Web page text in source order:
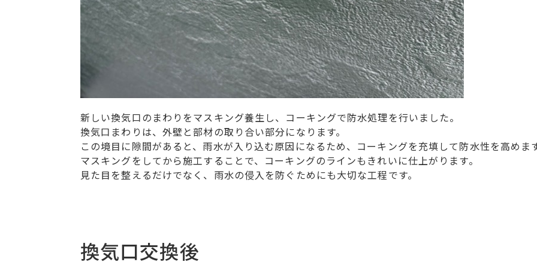
新しい換気口のまわりをマスキング養生し、コーキングで防水処理を行いました。
換気口まわりは、外壁と部材の取り合い部分になります。
この境目に隙間があると、雨水が入り込む原因になるため、コーキングを充填して防水性を高めま
マスキングをしてから施工することで、コーキングのラインもきれいに仕上がります。
見た目を整えるだけでなく、雨水の侵入を防ぐためにも大切な工程です。
換気口交換後